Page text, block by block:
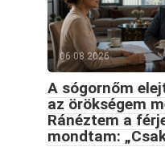
06.08.2026
A sógornőm
az örökségem
Ránéztem a
mondtam: